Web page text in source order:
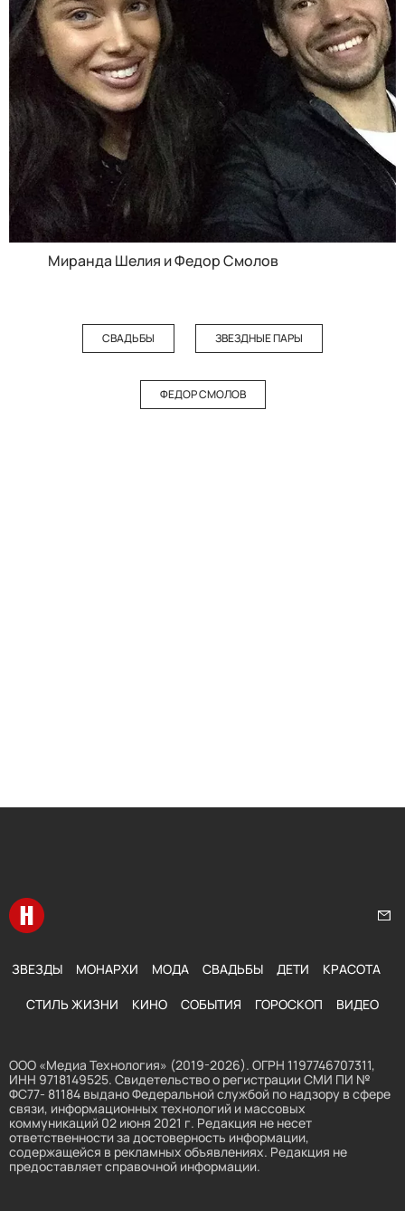
Миранда Шелия и Федор Смолов
СВАДЬБЫ ЗВЕЗДНЫЕ ПАРЫ
ФЕДОР СМОЛОВ
Перейти на главную
ЗВЕЗДЫ МОНАРХИ МОДА СВАДЬБЫ ДЕТИ КРАСОТА
СТИЛЬ ЖИЗНИ КИНО СОБЫТИЯ ГОРОСКОП ВИДЕО
ООО «Медиа Технология» (2019-2026). ОГРН 1197746707311,
ИНН 9718149525. Свидетельство о регистрации СМИ ПИ №
ФС77- 81184 выдано Федеральной службой по надзору в сфере
связи, информационных технологий и массовых
коммуникаций 02 июня 2021 г. Редакция не несет
ответственности за достоверность информации,
содержащейся в рекламных объявлениях. Редакция не
предоставляет справочной информации.